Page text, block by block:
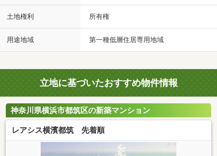
土地権利 所有権
用途地域 第一種低層住居専用地域
立地に基づいたおすすめ物件情報
神奈川県横浜市都筑区の新築マンション
レアシス横濱都筑 先着順